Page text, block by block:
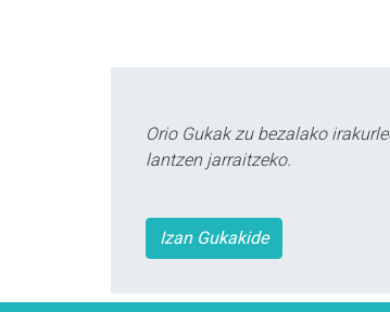
Orio Gukak zu bezalako
lantzen jarraitzeko.
Izan Gukakide